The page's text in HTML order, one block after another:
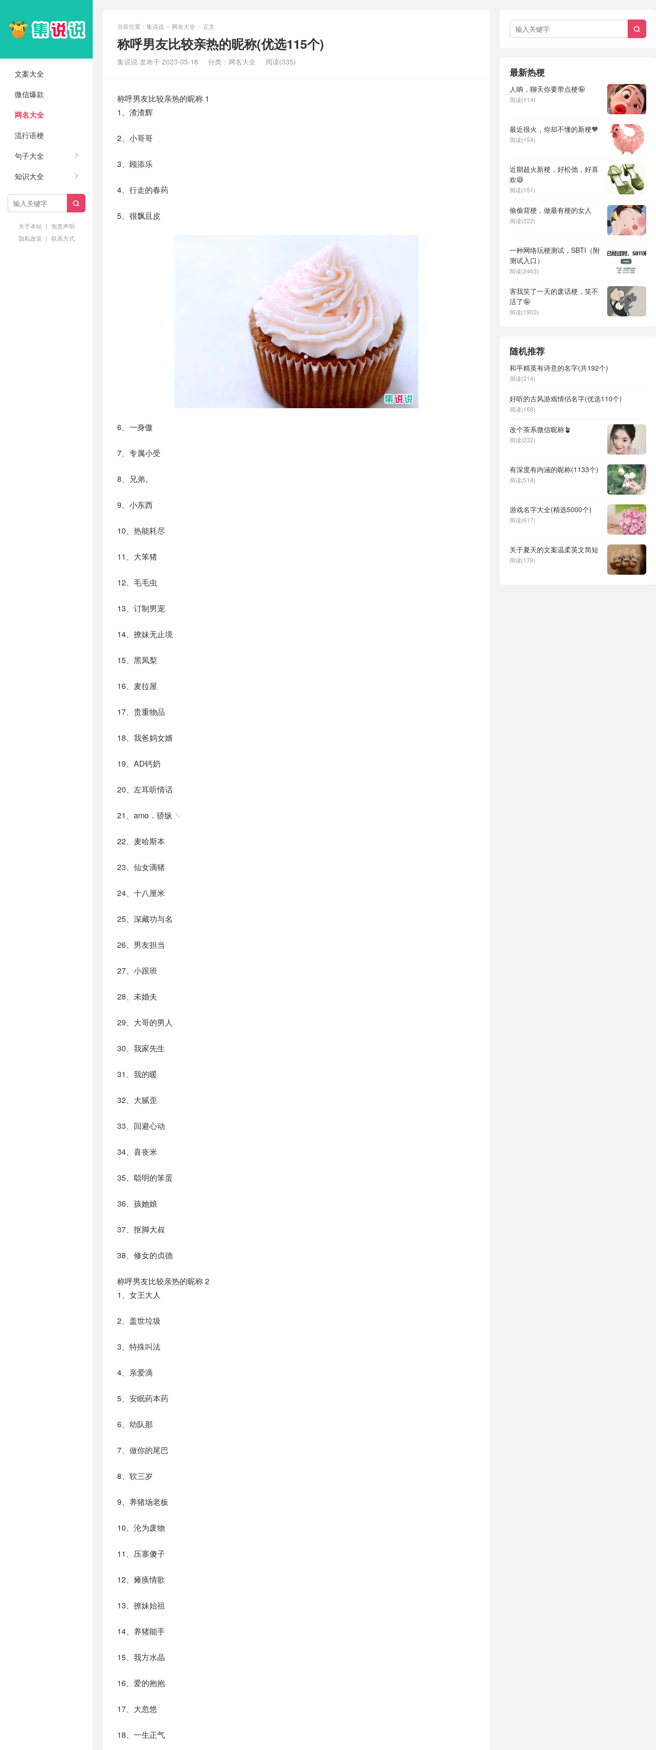
文案大全
微信爆款
网名大全
流行语梗
句子大全
知识大全

关于本站 | 免责声明
隐私政策 | 联系方式
当前位置： 集说说 > 网名大全 > 正文
称呼男友比较亲热的昵称(优选115个)
集说说 发布于 2023-05-18 分类： 网名大全 阅读(335)
称呼男友比较亲热的昵称 1
1、渣渣辉
2、小哥哥
3、顾添乐
4、行走的春药
5、很飘且皮
6、一身傲
7、专属小受
8、兄弟。
9、小东西
10、热能耗尽
11、大笨猪
12、毛毛虫
13、订制男宠
14、撩妹无止境
15、黑凤梨
16、麦拉屋
17、贵重物品
18、我爸妈女婿
19、AD钙奶
20、左耳听情话
21、amo．骄纵╰
22、麦哈斯本
23、仙女滴猪
24、十八厘米
25、深藏功与名
26、男友担当
27、小跟班
28、未婚夫
29、大哥的男人
30、我家先生
31、我的暖
32、大腻歪
33、回避心动
34、喜丧米
35、聪明的笨蛋
36、孩她娘
37、抠脚大叔
38、修女的贞德
称呼男友比较亲热的昵称 2
1、女王大人
2、盖世垃圾
3、特殊叫法
4、亲爱滴
5、安眠药本药
6、幼队那
7、做你的尾巴
8、软三岁
9、养猪场老板
10、沦为废物
11、压寨傻子
12、瘫痪情歌
13、撩妹始祖
14、养猪能手
15、我方水晶
16、爱的抱抱
17、大忽悠
18、一生正气

最新热梗
人呐，聊天你要带点梗🤪
阅读(114)
最近很火，你却不懂的新梗🧡
阅读(154)
近期超火新梗，好松弛，好喜
欢😄
阅读(151)
偷偷背梗，做最有梗的女人
阅读(222)
一种网络玩梗测试，SBTI（附
测试入口）
阅读(2463)
害我笑了一天的废话梗，笑不
活了🤪
阅读(1903)
随机推荐
和平精英有诗意的名字(共192个)
阅读(214)
好听的古风游戏情侣名字(优选110个)
阅读(168)
改个茶系微信昵称🪴
阅读(232)
有深度有内涵的昵称(1133个)
阅读(514)
游戏名字大全(精选5000个)
阅读(617)
关于夏天的文案温柔英文简短
阅读(179)